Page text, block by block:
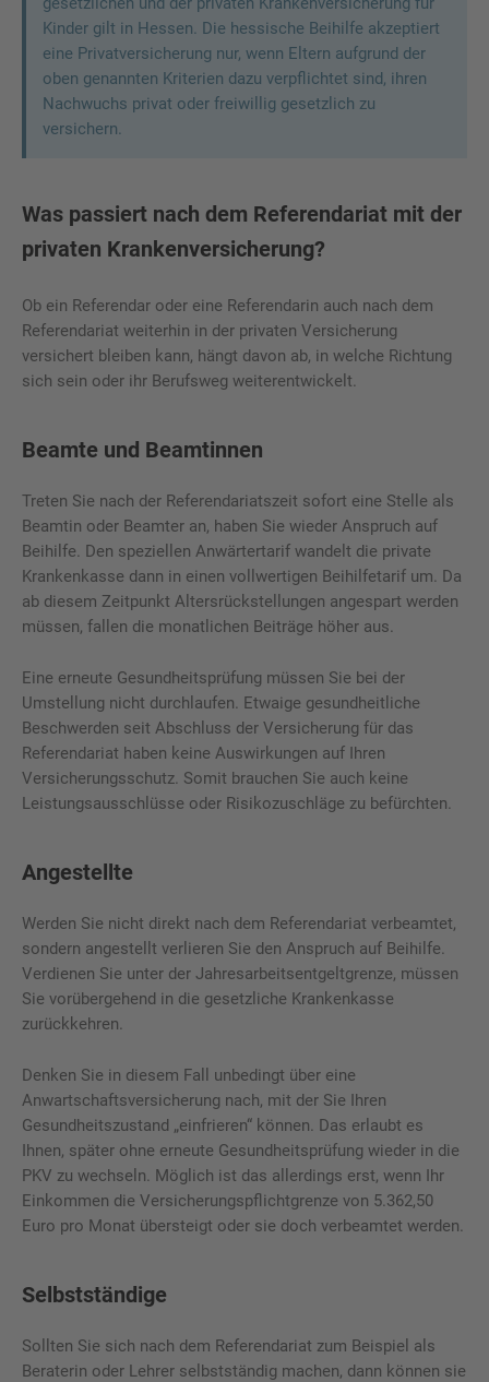
Kinder gilt in Hessen. Die hessische Beihilfe akzeptiert
eine Privatversicherung nur, wenn Eltern aufgrund der
oben genannten Kriterien dazu verpflichtet sind, ihren
Nachwuchs privat oder freiwillig gesetzlich zu
versichern.
Was passiert nach dem Referendariat mit der
privaten Krankenversicherung?
Ob ein Referendar oder eine Referendarin auch nach dem
Referendariat weiterhin in der privaten Versicherung
versichert bleiben kann, hängt davon ab, in welche Richtung
sich sein oder ihr Berufsweg weiterentwickelt.
Beamte und Beamtinnen
Treten Sie nach der Referendariatszeit sofort eine Stelle als
Beamtin oder Beamter an, haben Sie wieder Anspruch auf
Beihilfe. Den speziellen Anwärtertarif wandelt die private
Krankenkasse dann in einen vollwertigen Beihilfetarif um. Da
ab diesem Zeitpunkt Altersrückstellungen angespart werden
müssen, fallen die monatlichen Beiträge höher aus.
Eine erneute Gesundheitsprüfung müssen Sie bei der
Umstellung nicht durchlaufen. Etwaige gesundheitliche
Beschwerden seit Abschluss der Versicherung für das
Referendariat haben keine Auswirkungen auf Ihren
Versicherungsschutz. Somit brauchen Sie auch keine
Leistungsausschlüsse oder Risikozuschläge zu befürchten.
Angestellte
Werden Sie nicht direkt nach dem Referendariat verbeamtet,
sondern angestellt verlieren Sie den Anspruch auf Beihilfe.
Verdienen Sie unter der Jahresarbeitsentgeltgrenze, müssen
Sie vorübergehend in die gesetzliche Krankenkasse
zurückkehren.
Denken Sie in diesem Fall unbedingt über eine
Anwartschaftsversicherung nach, mit der Sie Ihren
Gesundheitszustand „einfrieren“ können. Das erlaubt es
Ihnen, später ohne erneute Gesundheitsprüfung wieder in die
PKV zu wechseln. Möglich ist das allerdings erst, wenn Ihr
Einkommen die Versicherungspflichtgrenze von 5.362,50
Euro pro Monat übersteigt oder sie doch verbeamtet werden.
Selbstständige
Sollten Sie sich nach dem Referendariat zum Beispiel als
Beraterin oder Lehrer selbstständig machen, dann können sie